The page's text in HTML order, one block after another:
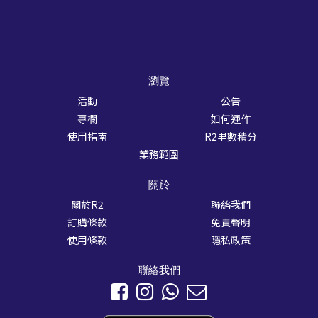
瀏覽
活動
公告
專欄
如何運作
使用指南
R2里數積分
業務範圍
關於
關於R2
聯絡我們
訂購條款
免責聲明
使用條款
隱私政策
聯絡我們